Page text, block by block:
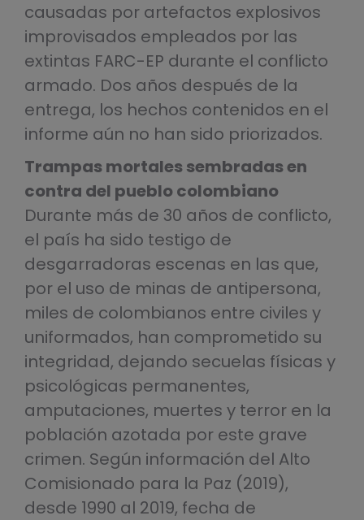
causadas por artefactos explosivos
improvisados empleados por las
extintas FARC-EP durante el conflicto
armado. Dos años después de la
entrega, los hechos contenidos en el
informe aún no han sido priorizados.
Trampas mortales sembradas en
contra del pueblo colombiano
Durante más de 30 años de conflicto,
el país ha sido testigo de
desgarradoras escenas en las que,
por el uso de minas de antipersona,
miles de colombianos entre civiles y
uniformados, han comprometido su
integridad, dejando secuelas físicas y
psicológicas permanentes,
amputaciones, muertes y terror en la
población azotada por este grave
crimen. Según información del Alto
Comisionado para la Paz (2019),
desde 1990 al 2019, fecha de